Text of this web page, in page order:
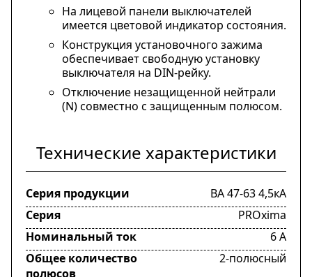
На лицевой панели выключателей
имеется цветовой индикатор состояния.
Конструкция установочного зажима
обеспечивает свободную установку
выключателя на DIN-рейку.
Отключение незащищенной нейтрали
(N) совместно с защищенным полюсом.
Технические характеристики
Серия продукции
ВА 47-63 4,5кА
Серия
PROxima
Номинальный ток
6 А
Общее количество
полюсов
2-полюсный